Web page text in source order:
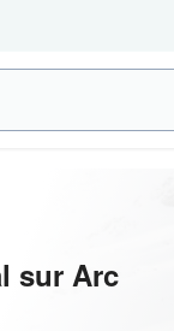
sur Arc